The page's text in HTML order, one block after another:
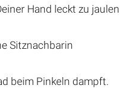
Hand leckt zu jaulen
Sitznachbarin
beim Pinkeln dampft.